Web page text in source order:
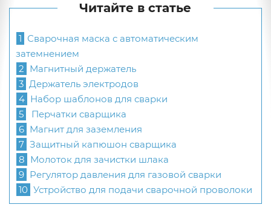
Читайте в статье
1 Сварочная маска с автоматическим
затемнением
2 Магнитный держатель
3 Держатель электродов
4 Набор шаблонов для сварки
5
Перчатки сварщика
6 Магнит для заземления
7 Защитный капюшон сварщика
8 Молоток для зачистки шлака
9 Регулятор давления для газовой сварки
10 Устройство для подачи сварочной проволоки